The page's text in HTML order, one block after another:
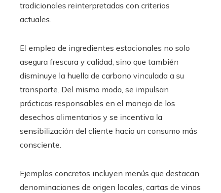
tradicionales reinterpretadas con criterios
actuales.
El empleo de ingredientes estacionales no solo
asegura frescura y calidad, sino que también
disminuye la huella de carbono vinculada a su
transporte. Del mismo modo, se impulsan
prácticas responsables en el manejo de los
desechos alimentarios y se incentiva la
sensibilización del cliente hacia un consumo más
consciente.
Ejemplos concretos incluyen menús que destacan
denominaciones de origen locales, cartas de vinos